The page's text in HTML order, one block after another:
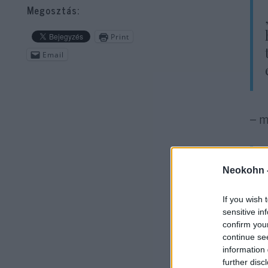
Neokohn
If you wish
sensitive
confirm
continue
information
further
–
–
Megosztás:
Print
Email